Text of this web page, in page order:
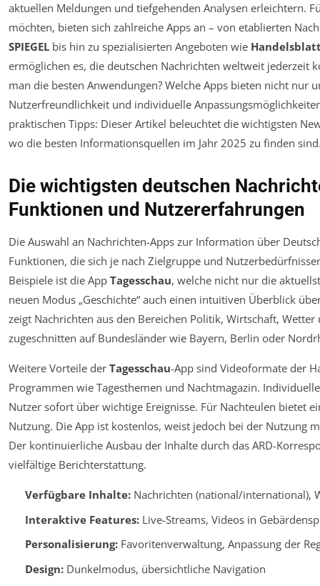
aktuellen Meldungen und tiefgehenden Analysen erleichtern.
möchten, bieten sich zahlreiche Apps an – von etablierten
SPIEGEL bis hin zu spezialisierten Angeboten wie
ermöglichen es, die deutschen Nachrichten weltweit jederzeit
man die besten Anwendungen? Welche Apps bieten nicht nur
Nutzerfreundlichkeit und individuelle
praktischen Tipps: Dieser Artikel beleuchtet die wichtigsten
wo die besten Informationsquellen im Jahr 2025 zu finden
Die wichtigsten deutschen
Funktionen und Nutzererfahrungen
Die Auswahl an Nachrichten-Apps zur Information über
Funktionen, die sich je nach Zielgruppe und
Beispiele ist die App Tagesschau, welche nicht nur die
neuen Modus „Geschichte“ auch einen intuitiven Überblick
zeigt Nachrichten aus den Bereichen Politik, Wirtschaft,
zugeschnitten auf Bundesländer wie Bayern, Berlin oder
Weitere Vorteile der Tagesschau-App sind Videoformate der
Programmen wie Tagesthemen und Nachtmagazin.
Nutzer sofort über wichtige Ereignisse. Für Nachteulen bietet
Nutzung. Die App ist kostenlos, weist jedoch bei der Nutzung
Der kontinuierliche Ausbau der Inhalte durch das ARD-
vielfältige Berichterstattung.
Verfügbare Inhalte:Nachrichten (national/international),
Interaktive Features:Live-Streams, Videos in
Personalisierung:Favoritenverwaltung, Anpassung der
Design:Dunkelmodus, übersichtliche Navigation